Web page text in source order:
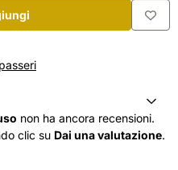
non ha ancora recensioni.
clic su Dai una valutazione.